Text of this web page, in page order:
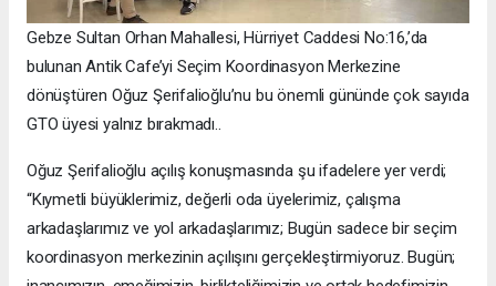
Gebze Sultan Orhan Mahallesi, Hürriyet Caddesi No:16,’da
bulunan Antik Cafe’yi Seçim Koordinasyon Merkezine
dönüştüren Oğuz Şerifalioğlu’nu bu önemli gününde çok sayıda
GTO üyesi yalnız bırakmadı..
Oğuz Şerifalioğlu açılış konuşmasında şu ifadelere yer verdi;
“Kıymetli büyüklerimiz, değerli oda üyelerimiz, çalışma
arkadaşlarımız ve yol arkadaşlarımız; Bugün sadece bir seçim
koordinasyon merkezinin açılışını gerçekleştirmiyoruz. Bugün;